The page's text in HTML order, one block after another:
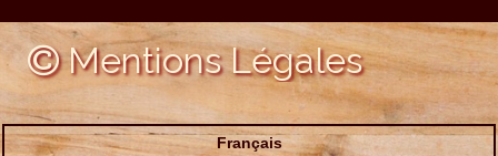
Galerie Photos
Accès
Mentions Légales
Français